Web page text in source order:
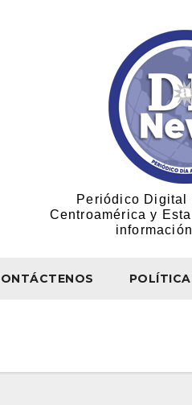
Periódico Digital
Centroamérica y